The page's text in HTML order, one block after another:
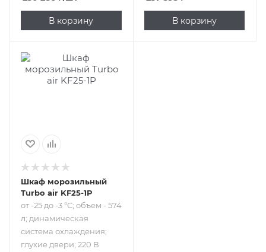
В корзину В корзину
Подпись к товару
от -25 до -3 °C;
объем - 574 л;
В
Шкаф морозильный
Turbo air KF25-1P
от -25 до -3 °C; объем - 574
л; динамическая
система охлаждения;
глухие двери; 220 В